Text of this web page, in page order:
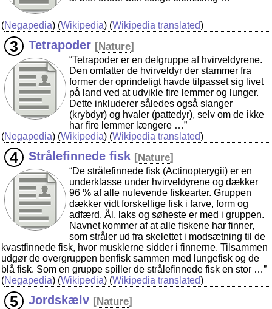
(Negapedia) (Wikipedia) (Wikipedia translated)
Tetrapoder [Nature]
“Tetrapoder er en delgruppe af hvirveldyrene.
Den omfatter de hvirveldyr der stammer fra
former der oprindeligt havde tilpasset sig livet
på land ved at udvikle fire lemmer og lunger.
Dette inkluderer således også slanger
(krybdyr) og hvaler (pattedyr), selv om de ikke
har fire lemmer længere …”
(Negapedia) (Wikipedia) (Wikipedia translated)
Strålefinnede fisk [Nature]
“De strålefinnede fisk (Actinopterygii) er en
underklasse under hvirveldyrene og dækker
96 % af alle nulevende fiskearter. Gruppen
dækker vidt forskellige fisk i farve, form og
adfærd. Ål, laks og søheste er med i gruppen.
Navnet kommer af at alle fiskene har finner,
som stråler ud fra skelettet i modsætning til de
kvastfinnede fisk, hvor musklerne sidder i finnerne. Tilsammen
udgør de overgruppen benfisk sammen med lungefisk og de
blå fisk. Som en gruppe spiller de strålefinnede fisk en stor …”
(Negapedia) (Wikipedia) (Wikipedia translated)
Jordskælv [Nature]